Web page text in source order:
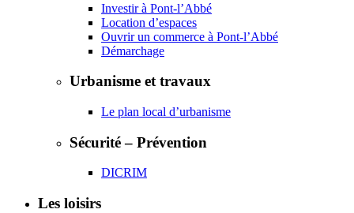
Investir à Pont-l’Abbé
Location d’espaces
Ouvrir un commerce à Pont-l’Abbé
Démarchage
Urbanisme et travaux
Le plan local d’urbanisme
Sécurité – Prévention
DICRIM
Les loisirs